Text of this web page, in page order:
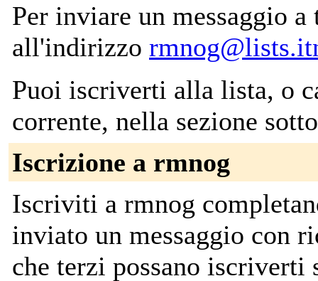
Per inviare un messaggio
all'indirizzo
Puoi iscriverti alla lista, o
corrente, nella sezione
Iscrizione a rmnog
Iscriviti a rmnog
inviato un messaggio con
che terzi possano iscriverti